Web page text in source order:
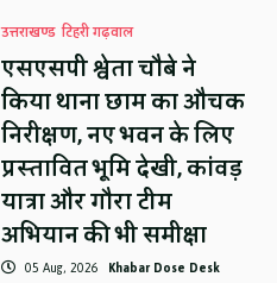
उत्तराखण्ड टिहरी गढ़वाल
एसएसपी श्वेता चौबे ने
किया थाना छाम का औचक
निरीक्षण, नए भवन के लिए
प्रस्तावित भूमि देखी, कांवड़
यात्रा और गौरा टीम
अभियान की भी समीक्षा
05 Aug, 2026 Khabar Dose Desk